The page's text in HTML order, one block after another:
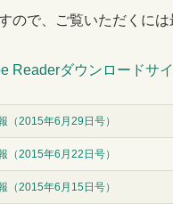
ので、ご覧いただくに
Readerダウンロードサ
2015年6月29日号）
2015年6月22日号）
2015年6月15日号）